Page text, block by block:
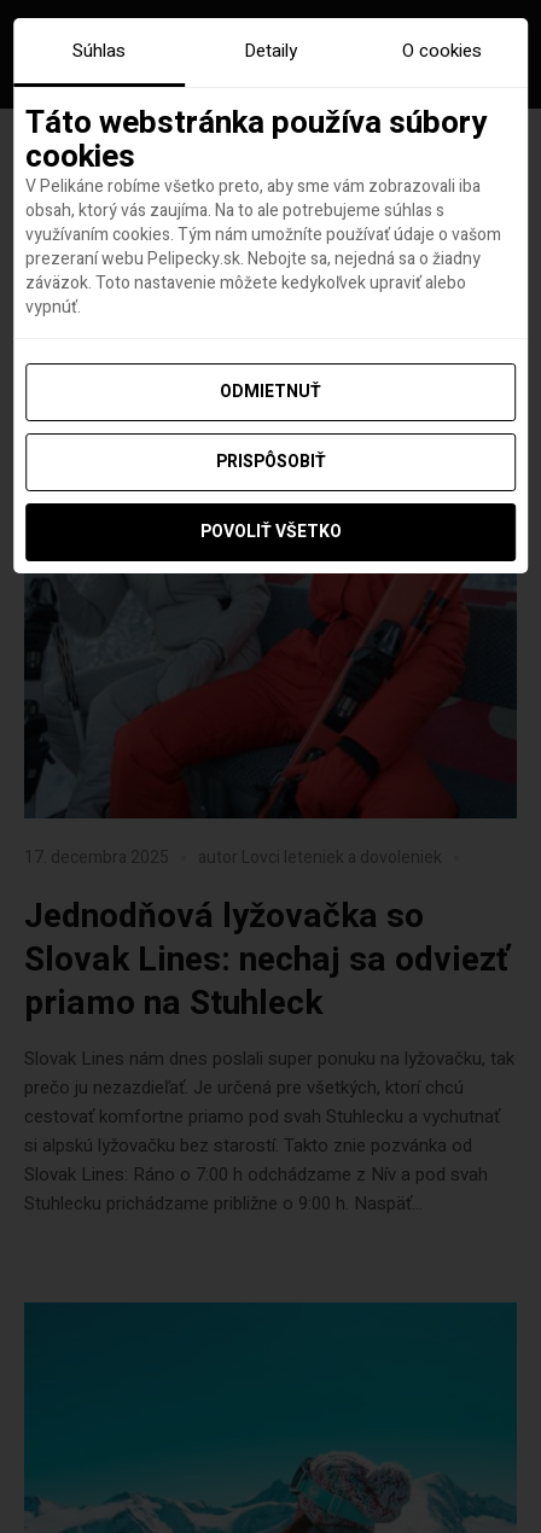
Značka:skipas rakusko
17. decembra 2025 autor Lovci leteniek a dovoleniek
Jednodňová lyžovačka so
Slovak Lines: nechaj sa odviezť
priamo na Stuhleck
Slovak Lines nám dnes poslali super ponuku na lyžovačku, tak
prečo ju nezazdieľať. Je určená pre všetkých, ktorí chcú
cestovať komfortne priamo pod svah Stuhlecku a vychutnať
si alpskú lyžovačku bez starostí. Takto znie pozvánka od
Slovak Lines: Ráno o 7:00 h odchádzame z Nív a pod svah
Stuhlecku prichádzame približne o 9:00 h. Naspäť...
Súhlas Detaily O cookies
Táto webstránka používa súbory
cookies
V Pelikáne robíme všetko preto, aby sme vám zobrazovali iba
obsah, ktorý vás zaujíma. Na to ale potrebujeme súhlas s
využívaním cookies. Tým nám umožníte používať údaje o vašom
prezeraní webu Pelipecky.sk. Nebojte sa, nejedná sa o žiadny
záväzok. Toto nastavenie môžete kedykoľvek upraviť alebo
vypnúť.
ODMIETNUŤ
PRISPÔSOBIŤ
POVOLIŤ VŠETKO